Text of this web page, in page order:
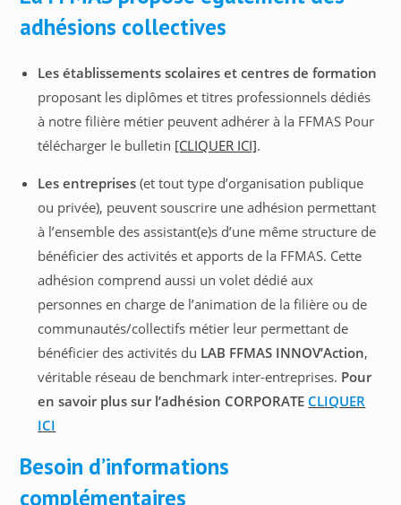
adhésions collectives
Les établissements scolaires et centres de formation
proposant les diplômes et titres professionnels dédiés
à notre filière métier peuvent adhérer à la FFMAS Pour
télécharger le bulletin [CLIQUER ICI].
Les entreprises(et tout type d’organisation publique
ou privée), peuvent souscrire une adhésion permettant
à l’ensemble des assistant(e)s d’une même structure de
bénéficier des activités et apports de la FFMAS. Cette
adhésion comprend aussi un volet dédié aux
personnes en charge de l’animation de la filière ou de
communautés/collectifs métier leur permettant de
bénéficier des activités du LAB FFMAS INNOV’Action,
véritable réseau de benchmark inter-entreprises. Pour
en savoir plus sur l’adhésion CORPORATE CLIQUER
ICI
Besoin d’informations
complémentaires